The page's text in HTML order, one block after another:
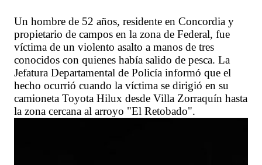
Un hombre de 52 años, residente en Concordia y
propietario de campos en la zona de Federal, fue
víctima de un violento asalto a manos de tres
conocidos con quienes había salido de pesca. La
Jefatura Departamental de Policía informó que el
hecho ocurrió cuando la víctima se dirigió en su
camioneta Toyota Hilux desde Villa Zorraquín hasta
la zona cercana al arroyo "El Retobado".